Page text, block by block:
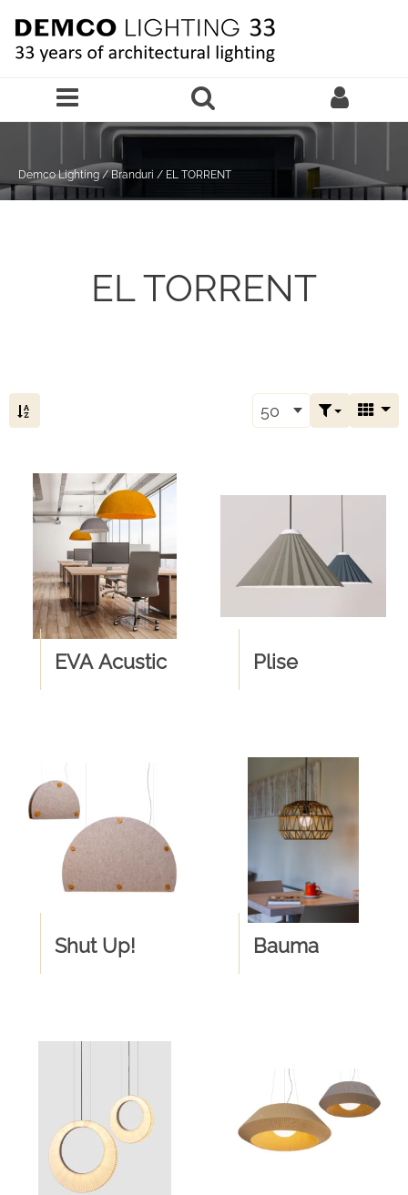
Demco Lighting / Branduri / EL TORRENT
EL TORRENT
50
EVA Acustic Plise
Shut Up! Bauma